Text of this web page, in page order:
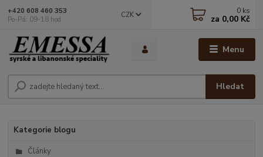
Menu
CZK
Hledat
+420 608 460 353
Po-Pá: 09-18 hod.
0 ks
za 0,00 Kč
Kategorie blogu
Články